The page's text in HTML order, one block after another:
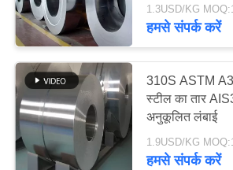
हमारे
बारे
कारखाना
भ्रमण
201 स्टेनलेस
1.3USD/KG
हमसे संपर्क करें
310S ASTM
स्टील का तार
अनुकूलित लंबाई
1.9USD/KG
हमसे संपर्क करें